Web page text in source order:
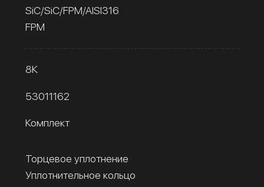
SiC/SiC/FPM/AISI316
FPM
8К
53011162
Комплект
Торцевое уплотнение
Уплотнительное кольцо